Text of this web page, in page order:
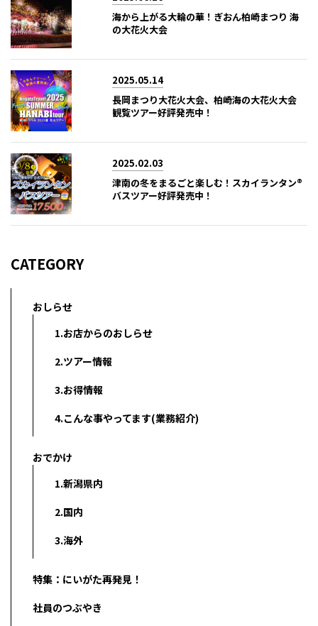
海から上がる大輪の華！ぎおん柏崎まつり 海
の大花火大会
2025.05.14
長岡まつり大花火大会、柏崎海の大花火大会
観覧ツアー好評発売中！
2025.02.03
津南の冬をまるごと楽しむ！スカイランタン®
バスツアー好評発売中！
CATEGORY
おしらせ
1.お店からのおしらせ
2.ツアー情報
3.お得情報
4.こんな事やってます(業務紹介)
おでかけ
1.新潟県内
2.国内
3.海外
特集：にいがた再発見！
社員のつぶやき